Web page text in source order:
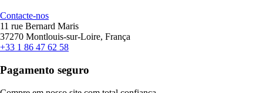
Contacte-nos
11 rue Bernard Maris
37270 Montlouis-sur-Loire, França
+33 1 86 47 62 58
Pagamento seguro